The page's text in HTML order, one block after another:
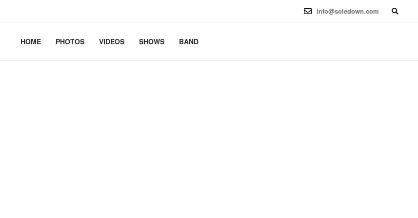
cloud-amd64 #1 SMP PREEMPT_DYNAMIC Debian 6.12.41-1 (2025-08-12) x86_64info@soledown.com
HOME PHOTOS VIDEOS SHOWS BAND